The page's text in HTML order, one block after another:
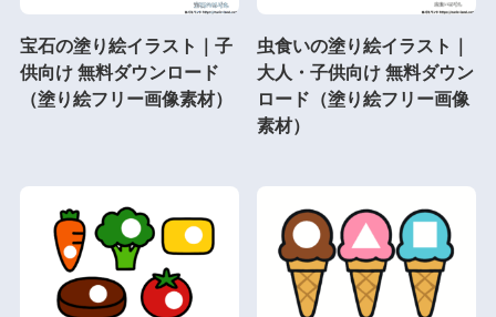
宝石の塗り絵イラスト｜子
供向け 無料ダウンロード
（塗り絵フリー画像素材）
虫食いの塗り絵イラスト｜
大人・子供向け 無料ダウン
ロード（塗り絵フリー画像
素材）